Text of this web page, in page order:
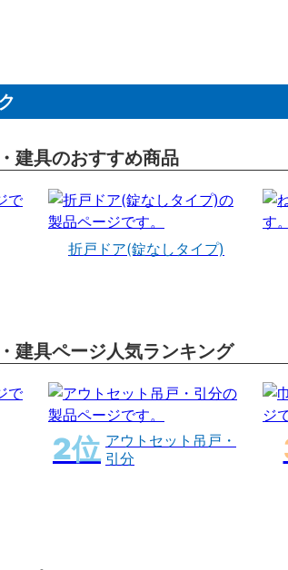
建具のおすすめ商品
折戸ドア(錠なしタイプ)
建具ページ人気ランキング
アウトセット吊戸・
引分